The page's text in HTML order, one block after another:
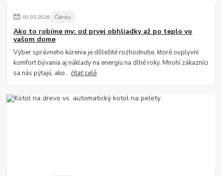
09.03.2026 Články
Ako to robíme my: od prvej obhliadky až po teplo vo
vašom dome
Výber správneho kúrenia je dôležité rozhodnutie, ktoré ovplyvní
komfort bývania aj náklady na energiu na dlhé roky. Mnohí zákazníci
sa nás pýtajú, ako...čítať celé